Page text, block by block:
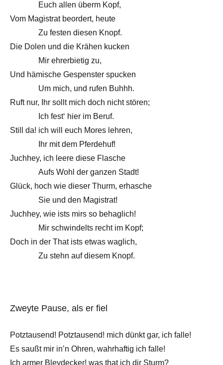
Euch allen überm Kopf,
Vom Magistrat beordert, heute
Zu festen diesen Knopf.
Die Dolen und die Krähen kucken
Mir ehrerbietig zu,
Und hämische Gespenster spucken
Um mich, und rufen Buhhh.
Ruft nur, Ihr sollt mich doch nicht stören;
Ich fest‘ hier im Beruf.
Still da! ich will euch Mores lehren,
Ihr mit dem Pferdehuf!
Juchhey, ich leere diese Flasche
Aufs Wohl der ganzen Stadt!
Glück, hoch wie dieser Thurm, erhasche
Sie und den Magistrat!
Juchhey, wie ists mirs so behaglich!
Mir schwindelts recht im Kopf;
Doch in der That ists etwas waglich,
Zu stehn auf diesem Knopf.
Zweyte Pause, als er fiel
Potztausend! Potztausend! mich dünkt gar, ich falle!
Es saußt mir in’n Ohren, wahrhaftig ich falle!
Ich armer Bleydecker! was that ich dir Sturm?